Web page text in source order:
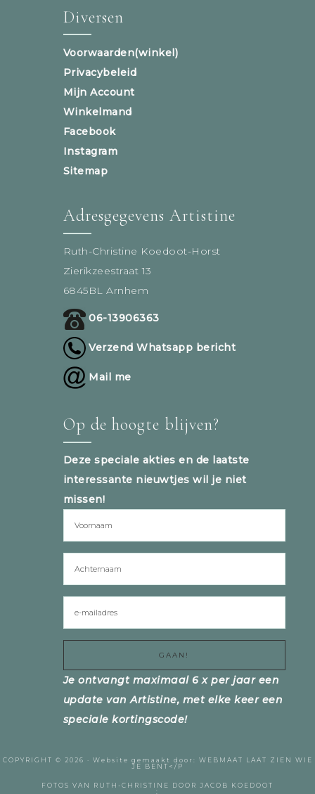
Diversen
Voorwaarden(winkel)
Privacybeleid
Mijn Account
Winkelmand
Facebook
Instagram
Sitemap
Adresgegevens Artistine
Ruth-Christine Koedoot-Horst
Zierikzeestraat 13
6845BL Arnhem
06-13906363
Verzend Whatsapp bericht
Mail me
Op de hoogte blijven?
Deze speciale akties en de laatste
interessante nieuwtjes wil je niet
missen!
Je ontvangt maximaal 6 x per jaar een
update van Artistine, met elke keer een
speciale kortingscode!
COPYRIGHT © 2026 · Website gemaakt door: WEBMAAT
LAAT ZIEN WIE
JE BENT</P
FOTOS VAN RUTH-CHRISTINE DOOR JACOB KOEDOOT
;